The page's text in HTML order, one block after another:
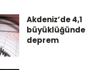
Akdeniz’de 4,1
büyüklüğünde
deprem